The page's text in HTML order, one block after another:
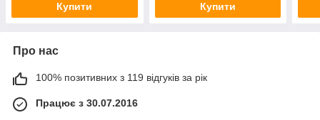
Купити Купити
Про нас
100% позитивних з 119 відгуків за рік
Працює з 30.07.2016